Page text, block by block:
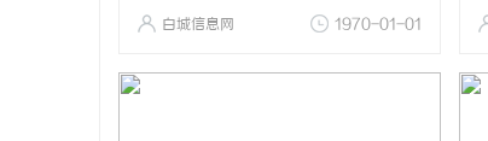
白城信息网 1970-01-01